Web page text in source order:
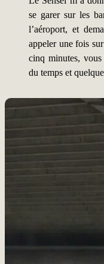
se garer sur les
l’aéroport, et
appeler une fois
cinq minutes,
du temps et